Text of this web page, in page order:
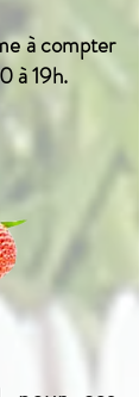
à compter
à 19h.